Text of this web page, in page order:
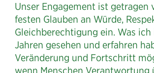
Unser Engagement ist getragen
festen Glauben an Würde,
Gleichberechtigung ein. Was ich
Jahren gesehen und erfahren
Veränderung und Fortschritt